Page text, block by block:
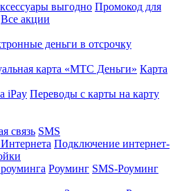
выгодно Промокод для
Все акции
деньги в отсрочку
карта «МТС Деньги» Карта
iPay Переводы с карты на карту
связь SMS
Подключение интернет-
Роуминг SMS-Роуминг